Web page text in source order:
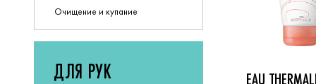
Очищение и купание
ДЛЯ РУК
EAU